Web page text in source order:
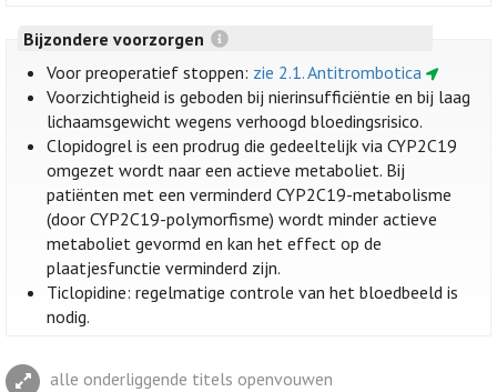
Bijzondere voorzorgen
Voor preoperatief stoppen: zie 2.1. Antitrombotica
Voorzichtigheid is geboden bij nierinsufficiëntie en bij laag
lichaamsgewicht wegens verhoogd bloedingsrisico.
Clopidogrel is een prodrug die gedeeltelijk via CYP2C19
omgezet wordt naar een actieve metaboliet. Bij
patiënten met een verminderd CYP2C19-metabolisme
(door CYP2C19-polymorfisme) wordt minder actieve
metaboliet gevormd en kan het effect op de
plaatjesfunctie verminderd zijn.
Ticlopidine: regelmatige controle van het bloedbeeld is
nodig.
alle onderliggende titels openvouwen